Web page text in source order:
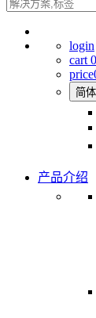
login
cart 0
price
简
产品介绍